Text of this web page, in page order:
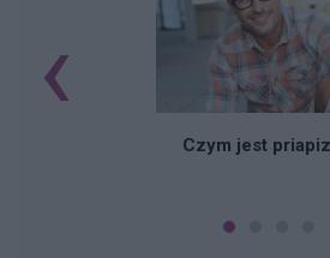
Czym jest
‹